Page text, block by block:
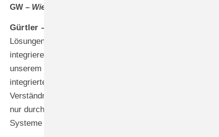
GW –Wie wichtig ist die Systemoffenheit?
Gürtler –
Lösungen, die innovative Branchenlösungen nahtlos
integrieren können. Diese Philosophie ist bereits in
unserem Firmennamen verankert: IDA steht für
integrierte Datenbankanwendung und spiegelt unser
Verständnis wider, dass erfolgreiche Digitalisierung
nur durch intelligente Vernetzung bestehender
Systeme gelingt.